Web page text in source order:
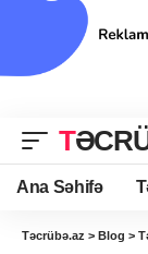
Ana Səhifə
Təcrübə.az > Blog >